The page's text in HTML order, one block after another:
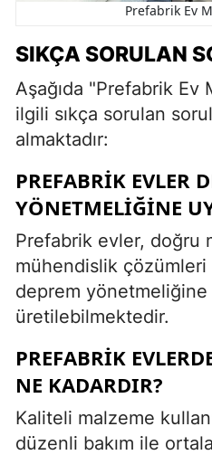
Prefabrik Ev
SIKÇA SORULAN
Aşağıda "Prefabrik
ilgili sıkça sorulan
almaktadır:
PREFABRIK EVLER
YÖNETMELIĞINE
Prefabrik evler, doğru
mühendislik çözümleri
deprem
üretilebilmektedir.
PREFABRIK
NE KADARDIR?
Kaliteli malzeme
düzenli bakım ile